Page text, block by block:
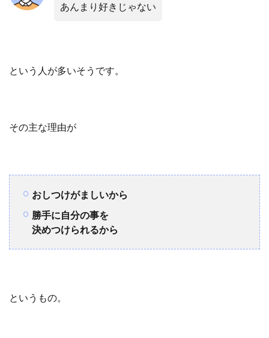
あんまり好きじゃない
という人が多いそうです。
その主な理由が
おしつけがましいから
勝手に自分の事を
決めつけられるから
というもの。